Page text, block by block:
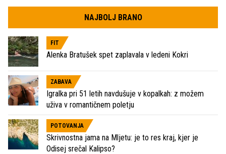
NAJBOLJ BRANO
FIT
Alenka Bratušek spet zaplavala v ledeni Kokri
ZABAVA
Igralka pri 51 letih navdušuje v kopalkah: z možem
uživa v romantičnem poletju
POTOVANJA
Skrivnostna jama na Mljetu: je to res kraj, kjer je
Odisej srečal Kalipso?